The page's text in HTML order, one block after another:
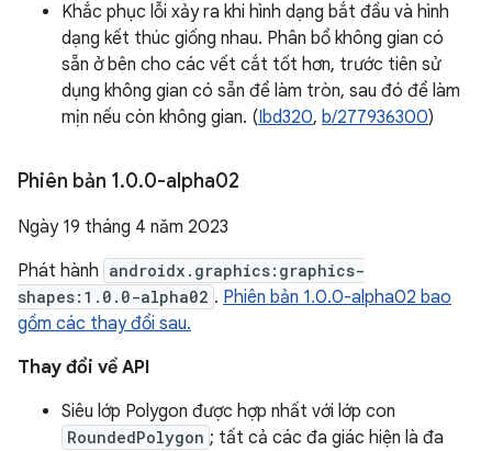
Khắc phục lỗi xảy ra khi hình dạng bắt đầu và hình
dạng kết thúc giống nhau. Phân bổ không gian có
sẵn ở bên cho các vết cắt tốt hơn, trước tiên sử
dụng không gian có sẵn để làm tròn, sau đó để làm
mịn nếu còn không gian. (Ibd320, b/277936300)
Phiên bản 1.0.0-alpha02
Ngày 19 tháng 4 năm 2023
Phát hành androidx.graphics:graphics-
shapes:1.0.0-alpha02 . Phiên bản 1.0.0-alpha02 bao
gồm các thay đổi sau.
Thay đổi về API
Siêu lớp Polygon được hợp nhất với lớp con
RoundedPolygon ; tất cả các đa giác hiện là đa